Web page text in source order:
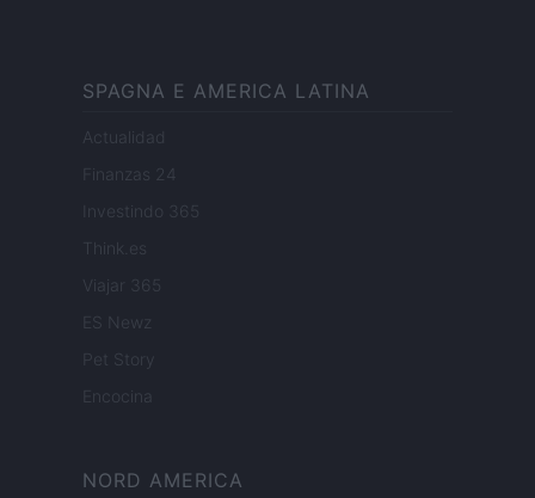
SPAGNA E AMERICA LATINA
Actualidad
Finanzas 24
Investindo 365
Think.es
Viajar 365
ES Newz
Pet Story
Encocina
NORD AMERICA